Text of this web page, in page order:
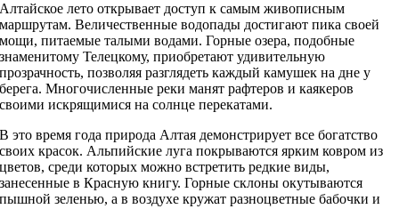
Алтайское лето открывает доступ к самым живописным
маршрутам. Величественные водопады достигают пика своей
мощи, питаемые талыми водами. Горные озера, подобные
знаменитому Телецкому, приобретают удивительную
прозрачность, позволяя разглядеть каждый камушек на дне у
берега. Многочисленные реки манят рафтеров и каякеров
своими искрящимися на солнце перекатами.
В это время года природа Алтая демонстрирует все богатство
своих красок. Альпийские луга покрываются ярким ковром из
цветов, среди которых можно встретить редкие виды,
занесенные в Красную книгу. Горные склоны окутываются
пышной зеленью, а в воздухе кружат разноцветные бабочки и